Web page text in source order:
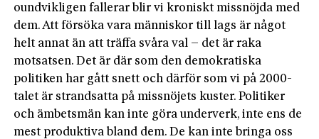
oundvikligen fallerar blir vi kroniskt missnöjda med
dem. Att försöka vara människor till lags är något
helt annat än att träffa svåra val – det är raka
motsatsen. Det är där som den demokratiska
politiken har gått snett och därför som vi på 2000-
talet är strandsatta på missnöjets kuster. Politiker
och ämbetsmän kan inte göra underverk, inte ens de
mest produktiva bland dem. De kan inte bringa oss